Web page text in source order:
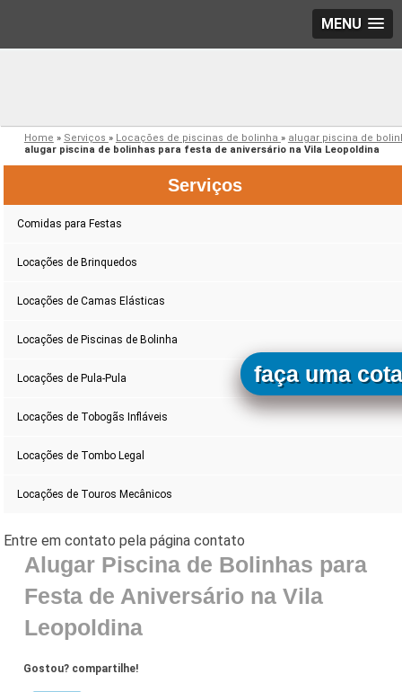
MENU
Home » Serviços » Locações de piscinas de bolinha » alugar piscina de
alugar piscina de bolinhas para festa de aniversário na Vila Leopoldina
Serviços
Comidas para Festas
Locações de Brinquedos
Locações de Camas Elásticas
Locações de Piscinas de Bolinha
Locações de Pula-Pula
Locações de Tobogãs Infláveis
Locações de Tombo Legal
Locações de Touros Mecânicos
Alugar Piscina de Bolinhas para
Festa de Aniversário na Vila
Leopoldina
Gostou? compartilhe!
faça uma